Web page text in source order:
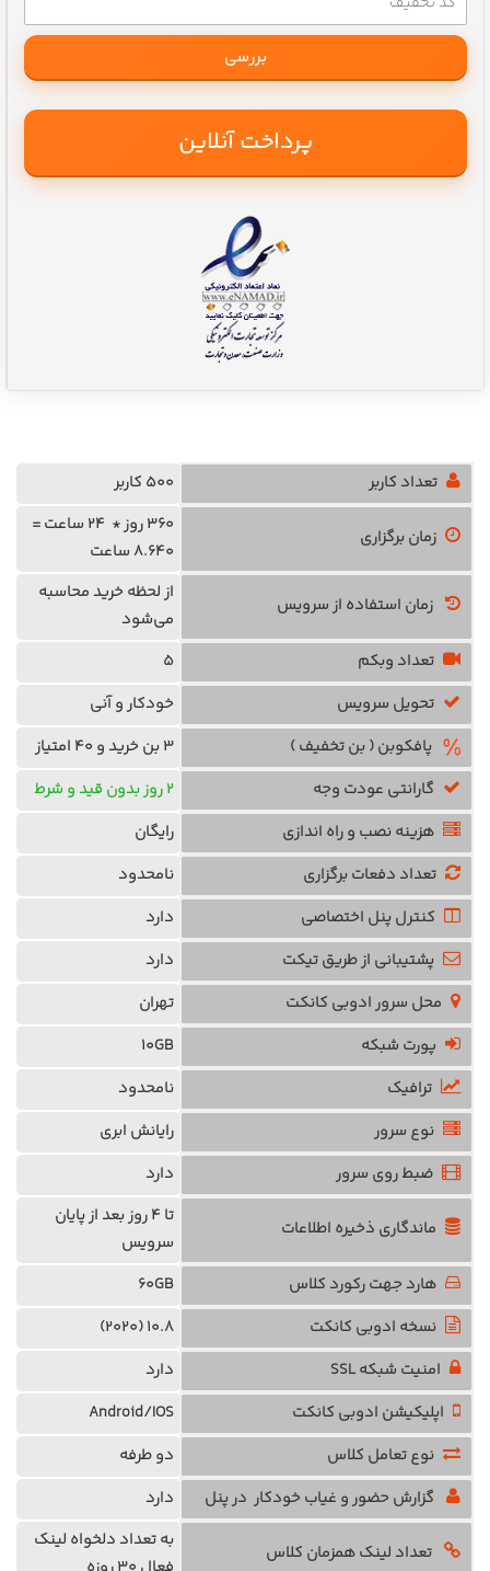
پرداخت آنلاین
تعداد کاربر 500 کاربر
زمان برگزاری
360 روز * 24 ساعت =
8.640 ساعت
زمان استفاده از سرویس
از لحظه خرید محاسبه
می‌شود
تعداد وبکم
5
تحویل سرویس
خودکار و آنی
پافکوبن ( بن تخفیف )
3 بن خرید و 40 امتیاز
گارانتی عودت وجه
2 روز بدون قید و شرط
هزینه نصب و راه اندازی
رایگان
تعداد دفعات برگزاری
نامحدود
کنترل پنل اختصاصی
دارد
پشتیبانی از طریق تیکت
دارد
محل سرور ادوبی کانکت
تهران
پورت شبکه
10GB
ترافیک
نامحدود
نوع سرور
رایانش ابری
ضبط روی سرور
دارد
ماندگاری ذخیره اطلاعات
تا 4 روز بعد از پایان
سرویس
هارد جهت رکورد کلاس
60GB
نسخه ادوبی کانکت
10.8 (2020)
امنیت شبکه SSL
دارد
اپلیکیشن ادوبی کانکت
Android/IOS
نوع تعامل کلاس
دو طرفه
گزارش حضور و غیاب خودکار در پنل
دارد
تعداد لینک همزمان کلاس
به تعداد دلخواه لینک